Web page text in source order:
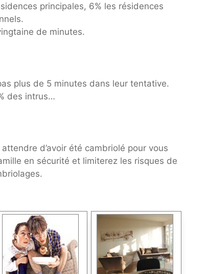
principales, 6% les résidences
de minutes.
plus de 5 minutes dans leur tentative.
des intrus…
d’avoir été cambriolé pour vous
en sécurité et limiterez les risques de